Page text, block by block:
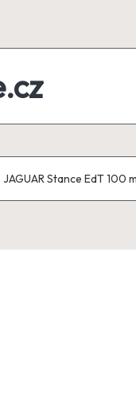
JAGUAR Stance EdT 100